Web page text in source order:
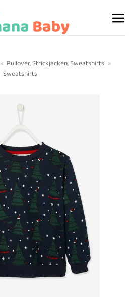
» Pullover, Strickjacken, Sweatshirts »
Sweatshirts